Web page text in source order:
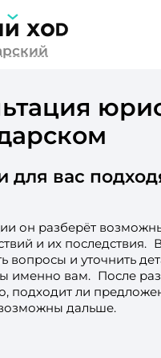
вас
он разберёт
и их последствия.
вопросы и уточнить
именно вам. После
подходит ли
дальше.